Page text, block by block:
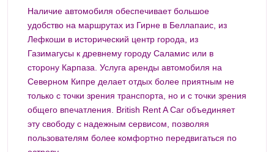
Наличие автомобиля обеспечивает большое
удобство на маршрутах из Гирне в Беллапаис, из
Лефкоши в исторический центр города, из
Газимагусы к древнему городу Саламис или в
сторону Карпаза. Услуга аренды автомобиля на
Северном Кипре делает отдых более приятным не
только с точки зрения транспорта, но и с точки зрения
общего впечатления. British Rent A Car объединяет
эту свободу с надежным сервисом, позволяя
пользователям более комфортно передвигаться по